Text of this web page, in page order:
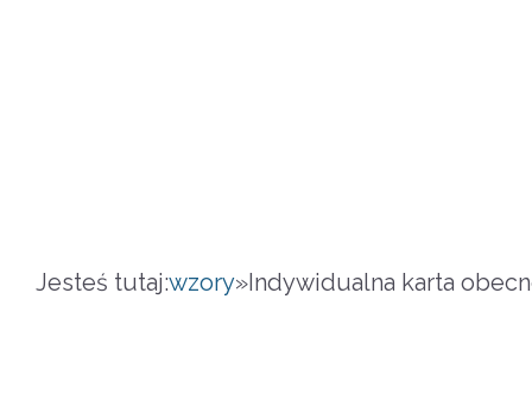
Jesteś tutaj:wzory»Indywidualna karta